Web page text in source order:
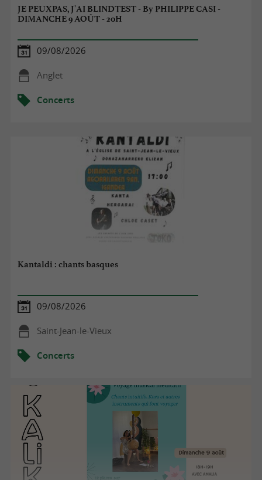
JE PEUXPAS, J'AI BLINDTEST - By PHILIPPE CASI -
DIMANCHE 9 AOÛT - 20H
09/08/2026
Anglet
Concerts
Kantaldi : chants basques
09/08/2026
Saint-Jean-le-Vieux
Concerts